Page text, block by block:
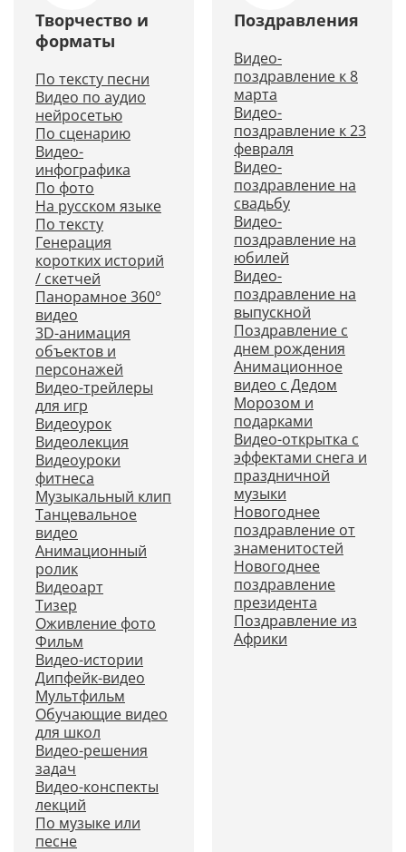
Творчество и
форматы
По тексту песни
Видео по аудио
нейросетью
По сценарию
Видео-
инфографика
По фото
На русском языке
По тексту
Генерация
коротких историй
/ скетчей
Панорамное 360°
видео
3D-анимация
объектов и
персонажей
Видео-трейлеры
для игр
Видеоурок
Видеолекция
Видеоуроки
фитнеса
Музыкальный клип
Танцевальное
видео
Анимационный
ролик
Видеоарт
Тизер
Оживление фото
Фильм
Видео-истории
Дипфейк-видео
Мультфильм
Обучающие видео
для школ
Видео-решения
задач
Видео-конспекты
лекций
По музыке или
песне
Поздравления
Видео-
поздравление к 8
марта
Видео-
поздравление к 23
февраля
Видео-
поздравление на
свадьбу
Видео-
поздравление на
юбилей
Видео-
поздравление на
выпускной
Поздравление с
днем рождения
Анимационное
видео с Дедом
Морозом и
подарками
Видео-открытка с
эффектами снега и
праздничной
музыки
Новогоднее
поздравление от
знаменитостей
Новогоднее
поздравление
президента
Поздравление из
Африки